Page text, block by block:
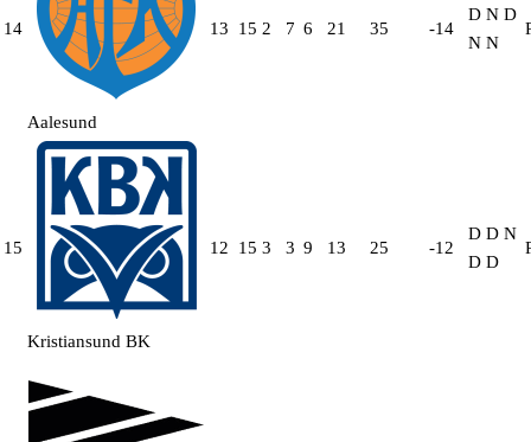
14
Aalesund
13 15 2 7 6 21 35 -14
D N D
N N
15
Kristiansund BK
12 15 3 3 9 13 25 -12
D D N
D D